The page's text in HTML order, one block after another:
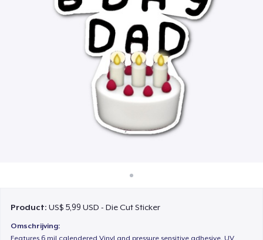
Verkoop overal
Verkoop alles
Product:US$ 5,99 USD - Die Cut Sticker
Omschrijving:
Features 6 mil calendered Vinyl and pressure sensitive adhesive. UV